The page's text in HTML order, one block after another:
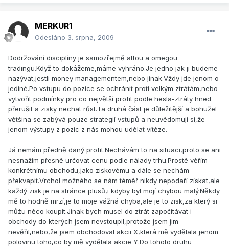
MERKUR1
Odesláno 3. srpna, 2009
Dodržování disciplíny je samozřejmě alfou a omegou
tradingu.Když to dokážeme,máme vyhráno.Je jedno jak ji budeme
nazývat,jestli money managementem,nebo jinak.Vždy jde jenom o
jediné.Po vstupu do pozice se ochránit proti velkým ztrátám,nebo
vytvořit podmínky pro co největší profit podle hesla-ztráty hned
přerušit a zisky nechat růst.Ta druhá část je důležitější a bohužel
většina se zabývá pouze strategií vstupů a neuvědomují si,že
jenom výstupy z pozic z nás mohou udělat vítěze.
Já nemám předně daný profit.Nechávám to na situaci,proto se ani
nesnažím přesně určovat cenu podle nálady trhu.Prostě věřím
konkrétnímu obchodu,jako ziskovému a dále se nechám
překvapit.Vrchol možného se nám téměř nikdy nepodaří získat,ale
každý zisk je na stránce plusů,i kdyby byl mojí chybou malý.Někdy
mě to hodně mrzí,je to moje vážná chyba,ale je to zisk,za který si
můžu něco koupit.Jinak bych musel do ztrát započítávat i
obchody do kterých jsem nevstoupil,protože jsem jim
nevěřil,nebo,že jsem obchodoval akcii X,která mě vydělala jenom
polovinu toho,co by mě vydělala akcie Y.Do tohoto druhu